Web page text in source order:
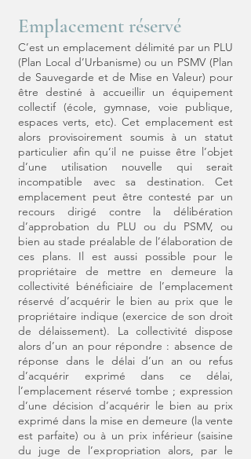
Emplacement réservé
C’est un emplacement délimité par un PLU
(Plan Local d’Urbanisme) ou un PSMV (Plan
de Sauvegarde et de Mise en Valeur) pour
être destiné à accueillir un équipement
collectif (école, gymnase, voie publique,
espaces verts, etc). Cet emplacement est
alors provisoirement soumis à un statut
particulier afin qu’il ne puisse être l’objet
d’une utilisation nouvelle qui serait
incompatible avec sa destination. Cet
emplacement peut être contesté par un
recours dirigé contre la délibération
d’approbation du PLU ou du PSMV, ou
bien au stade préalable de l’élaboration de
ces plans. Il est aussi possible pour le
propriétaire de mettre en demeure la
collectivité bénéficiaire de l’emplacement
réservé d’acquérir le bien au prix que le
propriétaire indique (exercice de son droit
de délaissement). La collectivité dispose
alors d’un an pour répondre : absence de
réponse dans le délai d’un an ou refus
d’acquérir exprimé dans ce délai,
l’emplacement réservé tombe ; expression
d’une décision d’acquérir le bien au prix
exprimé dans la mise en demeure (la vente
est parfaite) ou à un prix inférieur (saisine
du juge de l’expropriation alors, par le